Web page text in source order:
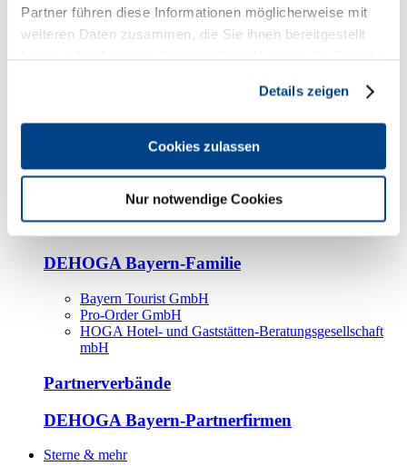
Partner führen diese Informationen möglicherweise mit
weiteren Daten zusammen, die Sie ihnen bereitgestellt
Details zeigen
Cookies zulassen
Nur notwendige Cookies
Kooperationspartner
Tourismusorganisationen
Bayern Tourismus Marketing GmbH
DEHOGA-Familie
Bundesverband
Fachverbände
DEHOGA Bayern-Familie
Bayern Tourist GmbH
Pro-Order GmbH
HOGA Hotel- und Gaststätten-Beratungsgesellschaft
mbH
Partnerverbände
DEHOGA Bayern-Partnerfirmen
Sterne & mehr